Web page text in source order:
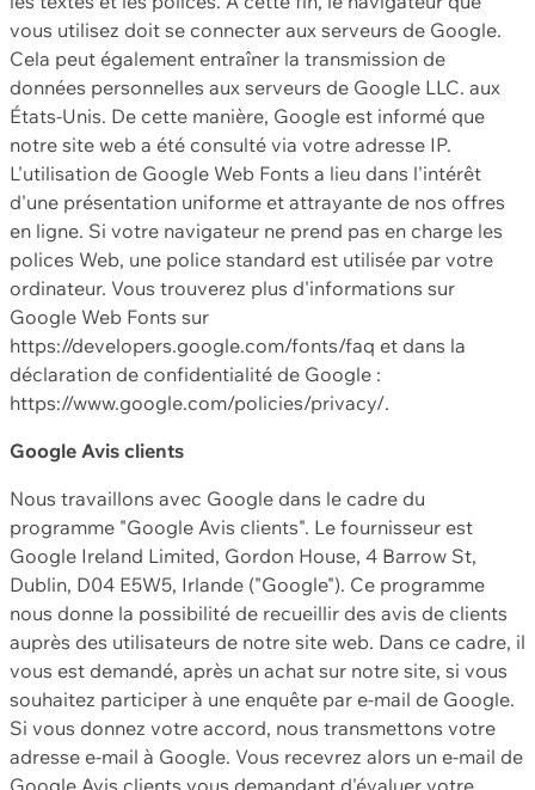
vous utilisez doit se connecter aux serveurs de Google.
Cela peut également entraîner la transmission de
données personnelles aux serveurs de Google LLC. aux
États-Unis. De cette manière, Google est informé que
notre site web a été consulté via votre adresse IP.
L'utilisation de Google Web Fonts a lieu dans l'intérêt
d'une présentation uniforme et attrayante de nos offres
en ligne. Si votre navigateur ne prend pas en charge les
polices Web, une police standard est utilisée par votre
ordinateur. Vous trouverez plus d'informations sur
Google Web Fonts sur
https://developers.google.com/fonts/faq et dans la
déclaration de confidentialité de Google :
https://www.google.com/policies/privacy/.
Google Avis clients
Nous travaillons avec Google dans le cadre du
programme "Google Avis clients". Le fournisseur est
Google Ireland Limited, Gordon House, 4 Barrow St,
Dublin, D04 E5W5, Irlande ("Google"). Ce programme
nous donne la possibilité de recueillir des avis de clients
auprès des utilisateurs de notre site web. Dans ce cadre, il
vous est demandé, après un achat sur notre site, si vous
souhaitez participer à une enquête par e-mail de Google.
Si vous donnez votre accord, nous transmettons votre
adresse e-mail à Google. Vous recevrez alors un e-mail de